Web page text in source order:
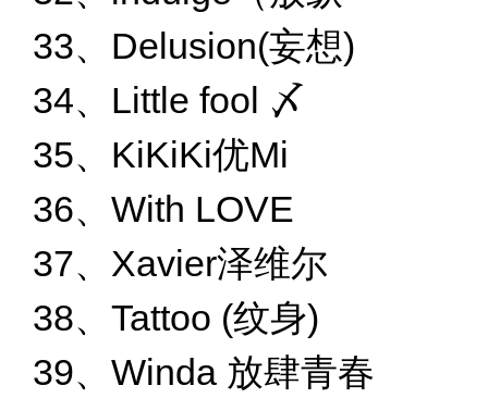
33、Delusion(妄想)
34、Little fool 〆
35、KiKiKi优Mi
36、With LOVE
37、Xavier泽维尔
38、Tattoo (纹身)
39、Winda 放肆青春